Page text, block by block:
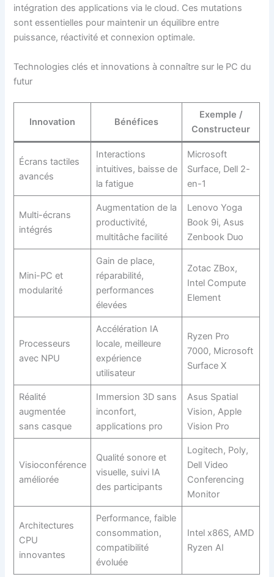
intégration des applications via le cloud. Ces mutations
sont essentielles pour maintenir un équilibre entre
puissance, réactivité et connexion optimale.
Technologies clés et innovations à connaître sur le PC du
futur
Innovation Bénéfices
Exemple /
Constructeur
Écrans tactiles
avancés
Interactions
intuitives, baisse de
la fatigue
Microsoft
Surface, Dell 2-
en-1
Multi-écrans
intégrés
Augmentation de la
productivité,
multitâche facilité
Lenovo Yoga
Book 9i, Asus
Zenbook Duo
Mini-PC et
modularité
Gain de place,
réparabilité,
performances
élevées
Zotac ZBox,
Intel Compute
Element
Processeurs
avec NPU
Accélération IA
locale, meilleure
expérience
utilisateur
Ryzen Pro
7000, Microsoft
Surface X
Réalité
augmentée
sans casque
Immersion 3D sans
inconfort,
applications pro
Asus Spatial
Vision, Apple
Vision Pro
Visioconférence
améliorée
Qualité sonore et
visuelle, suivi IA
des participants
Logitech, Poly,
Dell Video
Conferencing
Monitor
Architectures
CPU
innovantes
Performance, faible
consommation,
compatibilité
évoluée
Intel x86S, AMD
Ryzen AI